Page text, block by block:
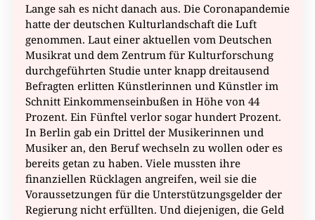
Lange sah es nicht danach aus. Die Coronapandemie
hatte der deutschen Kulturlandschaft die Luft
genommen. Laut einer aktuellen vom Deutschen
Musikrat und dem Zentrum für Kulturforschung
durchgeführten Studie unter knapp dreitausend
Befragten erlitten Künstlerinnen und Künstler im
Schnitt Einkommenseinbußen in Höhe von 44
Prozent. Ein Fünftel verlor sogar hundert Prozent.
In Berlin gab ein Drittel der Musikerinnen und
Musiker an, den Beruf wechseln zu wollen oder es
bereits getan zu haben. Viele mussten ihre
finanziellen Rücklagen angreifen, weil sie die
Voraussetzungen für die Unterstützungsgelder der
Regierung nicht erfüllten. Und diejenigen, die Geld